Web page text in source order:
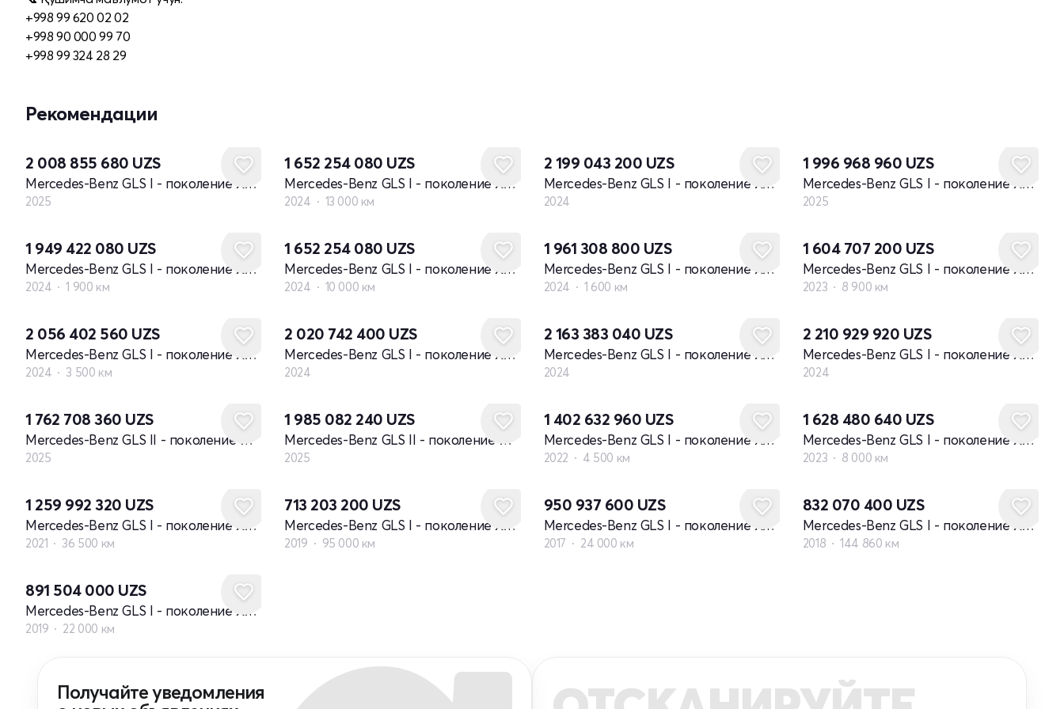
+998 99 620 02 02
+998 90 000 99 70
+998 99 324 28 29
Рекомендации
2 008 855 680 UZS
Mercedes-Benz GLS I - поколение X167 рестайлинг
2025
1 652 254 080 UZS
Mercedes-Benz GLS I - поколение X167 рестайлинг
2024 13 000 км
2 199 043 200 UZS
Mercedes-Benz GLS I - поколение X167 рестайлинг
2024
1 996 968 960 UZS
Mercedes-Benz GLS I - поколение X167 рестайлинг
2025
1 949 422 080 UZS
Mercedes-Benz GLS I - поколение X167 рестайлинг
2024 1 900 км
1 652 254 080 UZS
Mercedes-Benz GLS I - поколение X167 рестайлинг
2024 10 000 км
1 961 308 800 UZS
Mercedes-Benz GLS I - поколение X167 рестайлинг
2024 1 600 км
1 604 707 200 UZS
Mercedes-Benz GLS I - поколение X167 рестайлинг
2023 8 900 км
2 056 402 560 UZS
Mercedes-Benz GLS I - поколение X167 рестайлинг
2024 3 500 км
2 020 742 400 UZS
Mercedes-Benz GLS I - поколение X167 рестайлинг
2024
2 163 383 040 UZS
Mercedes-Benz GLS I - поколение X167 рестайлинг
2024
2 210 929 920 UZS
Mercedes-Benz GLS I - поколение X167 рестайлинг
2024
1 762 708 360 UZS
Mercedes-Benz GLS II - поколение рестайлинг
2025
1 985 082 240 UZS
Mercedes-Benz GLS II - поколение рестайлинг
2025
1 402 632 960 UZS
Mercedes-Benz GLS I - поколение X167
2022 4 500 км
1 628 480 640 UZS
Mercedes-Benz GLS I - поколение X167
2023 8 000 км
1 259 992 320 UZS
Mercedes-Benz GLS I - поколение X167
2021 36 500 км
713 203 200 UZS
Mercedes-Benz GLS I - поколение X166
2019 95 000 км
950 937 600 UZS
Mercedes-Benz GLS I - поколение X166
2017 24 000 км
832 070 400 UZS
Mercedes-Benz GLS I - поколение X166
2018 144 860 км
891 504 000 UZS
Mercedes-Benz GLS I - поколение X167
2019 22 000 км
Получайте уведомления